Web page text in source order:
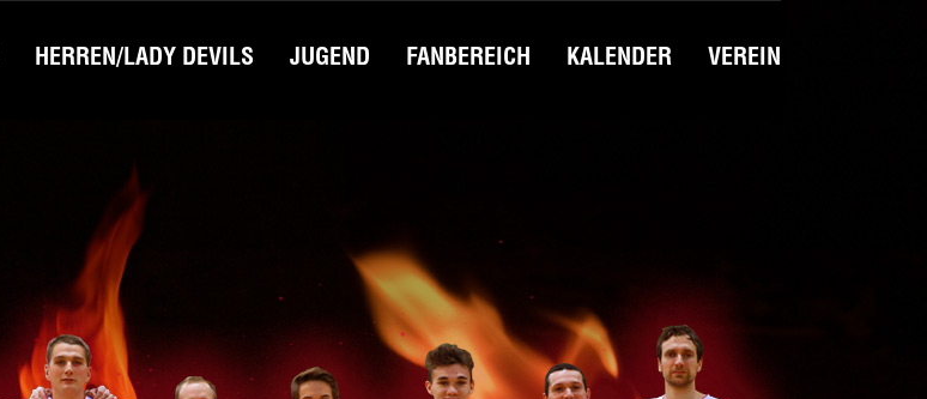
HERREN/LADY DEVILS JUGEND FANBEREICH KALENDER VEREIN